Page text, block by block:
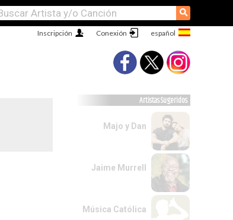
⚲
Conexión
Inscripción
Artistas Sugeridos
Majo y Dan
Jaime Murrell
Música Católica